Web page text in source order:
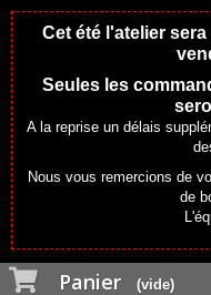
Cet été l'atelier
Seules les
A la reprise un délais
Nous vous remercions de
de
Panier (vide)